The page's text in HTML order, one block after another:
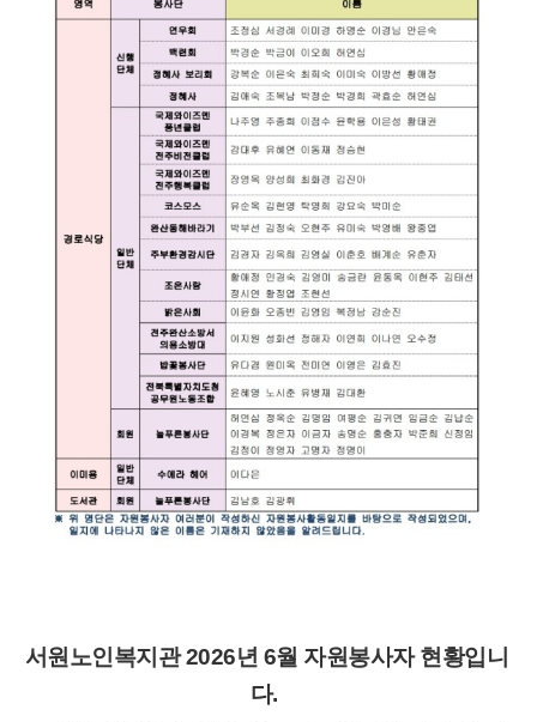
서원노인복지관 2026년 6월 자원봉사자 현황입니
다.